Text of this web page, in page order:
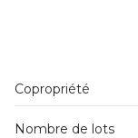
Copropriété
Nombre de lots